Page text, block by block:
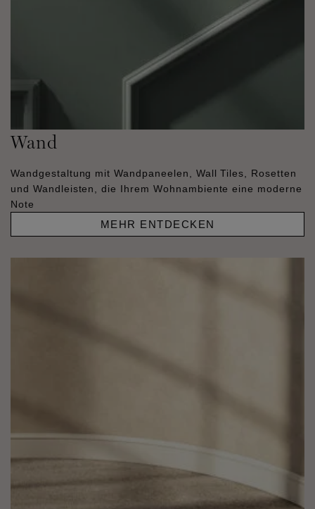
Wand
Wandgestaltung mit Wandpaneelen, Wall Tiles, Rosetten
und Wandleisten, die Ihrem Wohnambiente eine moderne
Note
MEHR ENTDECKEN